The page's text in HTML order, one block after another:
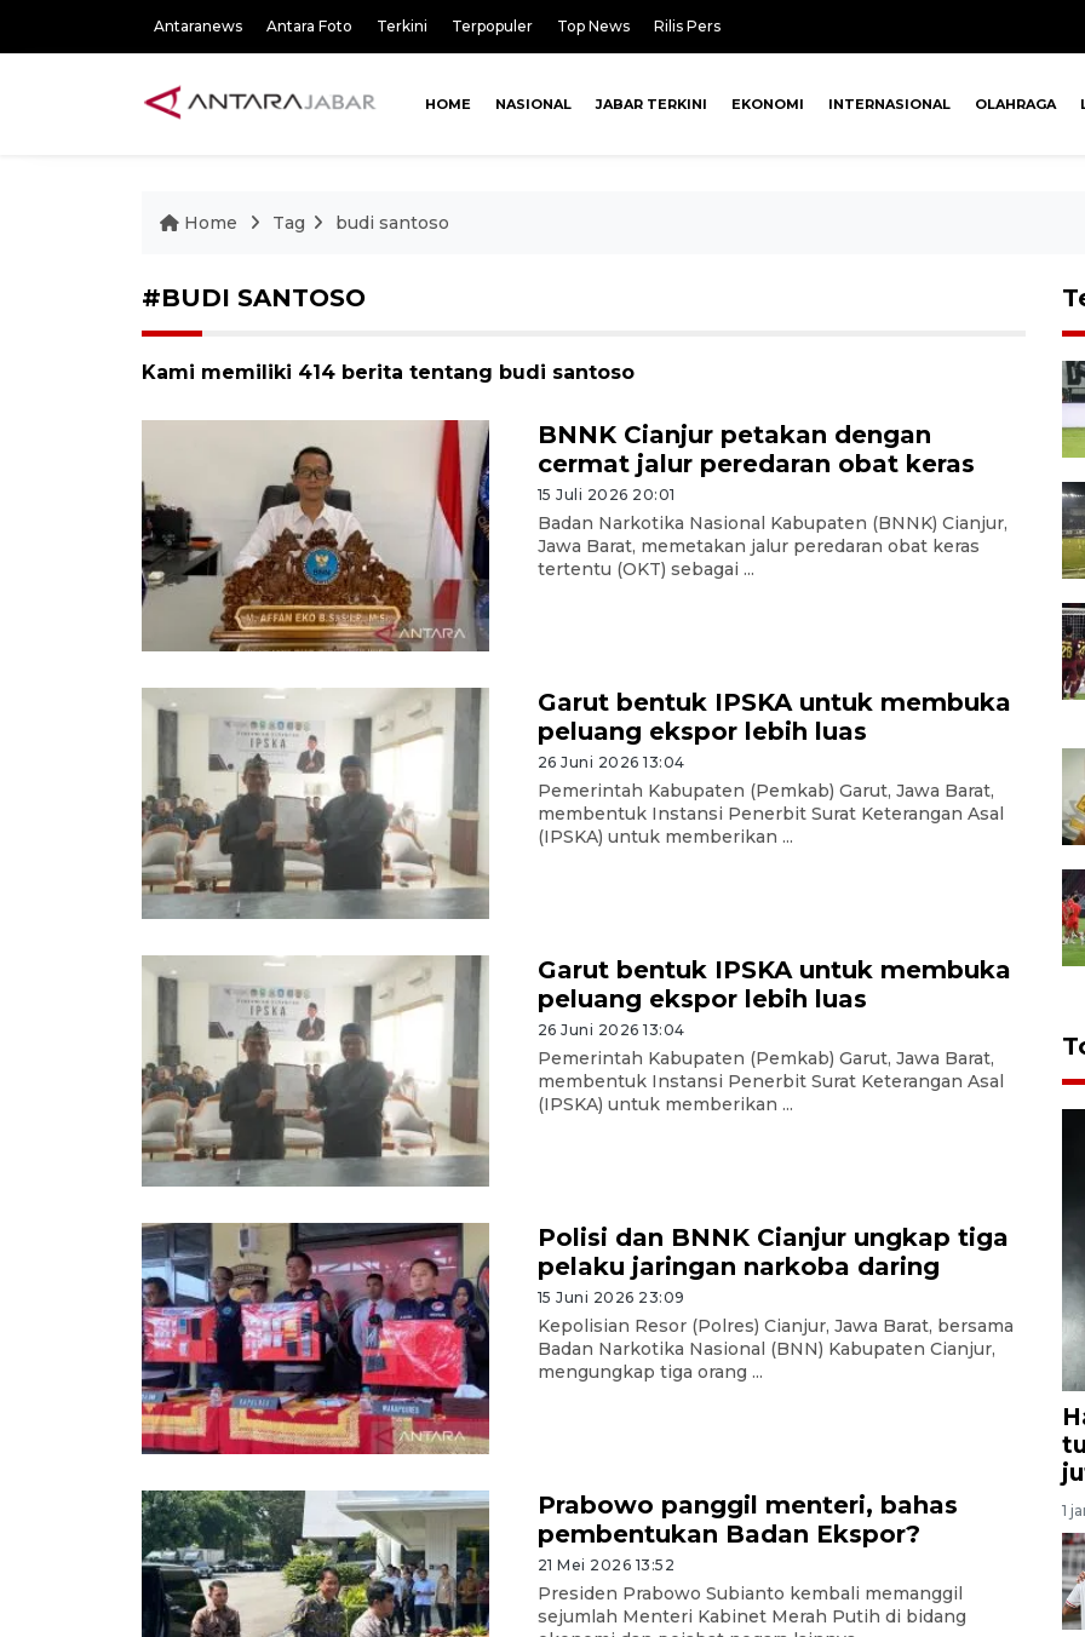
Antaranews Antara Foto Terkini Terpopuler Top News Rilis Pers
HOME NASIONAL JABAR TERKINI EKONOMI INTERNASIONAL OLAHRAGA
Home Tag budi santoso
#BUDI SANTOSO
Kami memiliki 414 berita tentang budi santoso
BNNK Cianjur petakan dengan
cermat jalur peredaran obat keras
15 Juli 2026 20:01
Badan Narkotika Nasional Kabupaten (BNNK) Cianjur,
Jawa Barat, memetakan jalur peredaran obat keras
tertentu (OKT) sebagai ...
Garut bentuk IPSKA untuk membuka
peluang ekspor lebih luas
26 Juni 2026 13:04
Pemerintah Kabupaten (Pemkab) Garut, Jawa Barat,
membentuk Instansi Penerbit Surat Keterangan Asal
(IPSKA) untuk memberikan ...
Garut bentuk IPSKA untuk membuka
peluang ekspor lebih luas
26 Juni 2026 13:04
Pemerintah Kabupaten (Pemkab) Garut, Jawa Barat,
membentuk Instansi Penerbit Surat Keterangan Asal
(IPSKA) untuk memberikan ...
Polisi dan BNNK Cianjur ungkap tiga
pelaku jaringan narkoba daring
15 Juni 2026 23:09
Kepolisian Resor (Polres) Cianjur, Jawa Barat, bersama
Badan Narkotika Nasional (BNN) Kabupaten Cianjur,
mengungkap tiga orang ...
Prabowo panggil menteri, bahas
pembentukan Badan Ekspor?
21 Mei 2026 13:52
Presiden Prabowo Subianto kembali memanggil
sejumlah Menteri Kabinet Merah Putih di bidang
1